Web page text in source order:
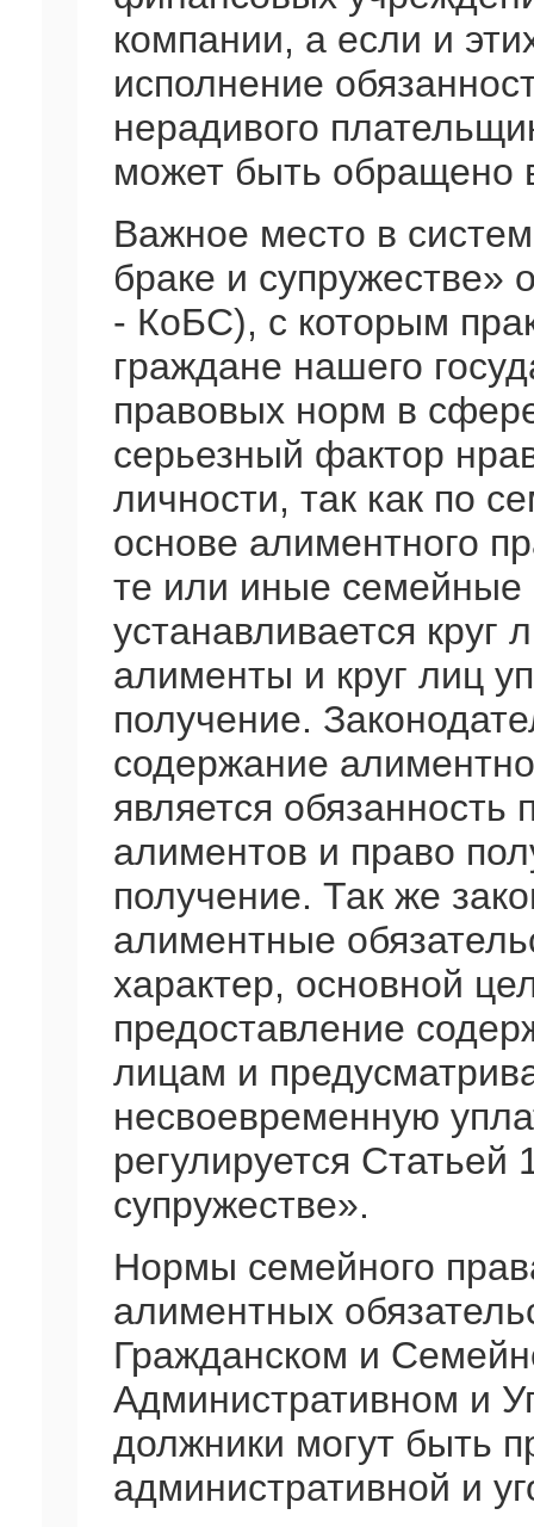
компании, а если и
исполнение
нерадивого
может быть обращено
Важное место в
браке и супружестве»
- КоБС), с которым
граждане нашего
правовых норм в
серьезный фактор
личности, так как по
основе алиментного
те или иные семейные
устанавливается круг
алименты и круг лиц
получение.
содержание
является обязанность
алиментов и право
получение. Так же
алиментные
характер, основной
предоставление
лицам и
несвоевременную
регулируется
супружестве».
Нормы семейного
алиментных
Гражданском и
Административном и
должники могут быть
административной и